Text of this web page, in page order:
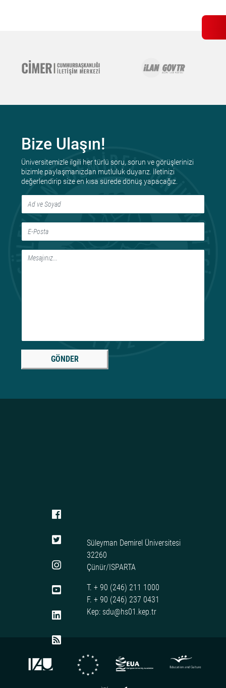
Bize Ulaşın!
Üniversitemizle ilgili her türlü soru, sorun ve görüşlerinizi
bizimle paylaşmanızdan mutluluk duyarız. İletinizi
değerlendirip size en kısa sürede dönüş yapacağız.
GÖNDER
Süleyman Demirel Üniversitesi
32260
Çünür/ISPARTA
T. + 90 (246) 211 1000
F. + 90 (246) 237 0431
Kep: sdu@hs01.kep.tr